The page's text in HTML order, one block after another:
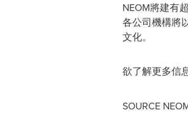
NEOM將建有
各公司機構將
文化。
欲了解更多信
SOURCE